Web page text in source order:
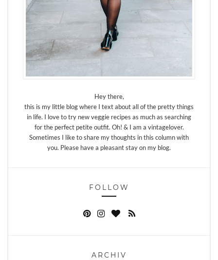
Hey there,
this is my little blog where I text about all of the pretty things
in life. I love to try new veggie recipes as much as searching
for the perfect petite outfit. Oh! & I am a vintagelover.
Sometimes I like to share my thoughts in this column with
you. Please have a pleasant stay on my blog.
FOLLOW
ARCHIV